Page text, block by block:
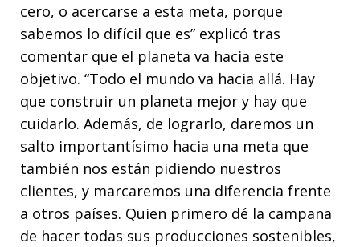
cero, o acercarse a esta meta, porque
sabemos lo difícil que es” explicó tras
comentar que el planeta va hacia este
objetivo. “Todo el mundo va hacia allá. Hay
que construir un planeta mejor y hay que
cuidarlo. Además, de lograrlo, daremos un
salto importantísimo hacia una meta que
también nos están pidiendo nuestros
clientes, y marcaremos una diferencia frente
a otros países. Quien primero dé la campana
de hacer todas sus producciones sostenibles,